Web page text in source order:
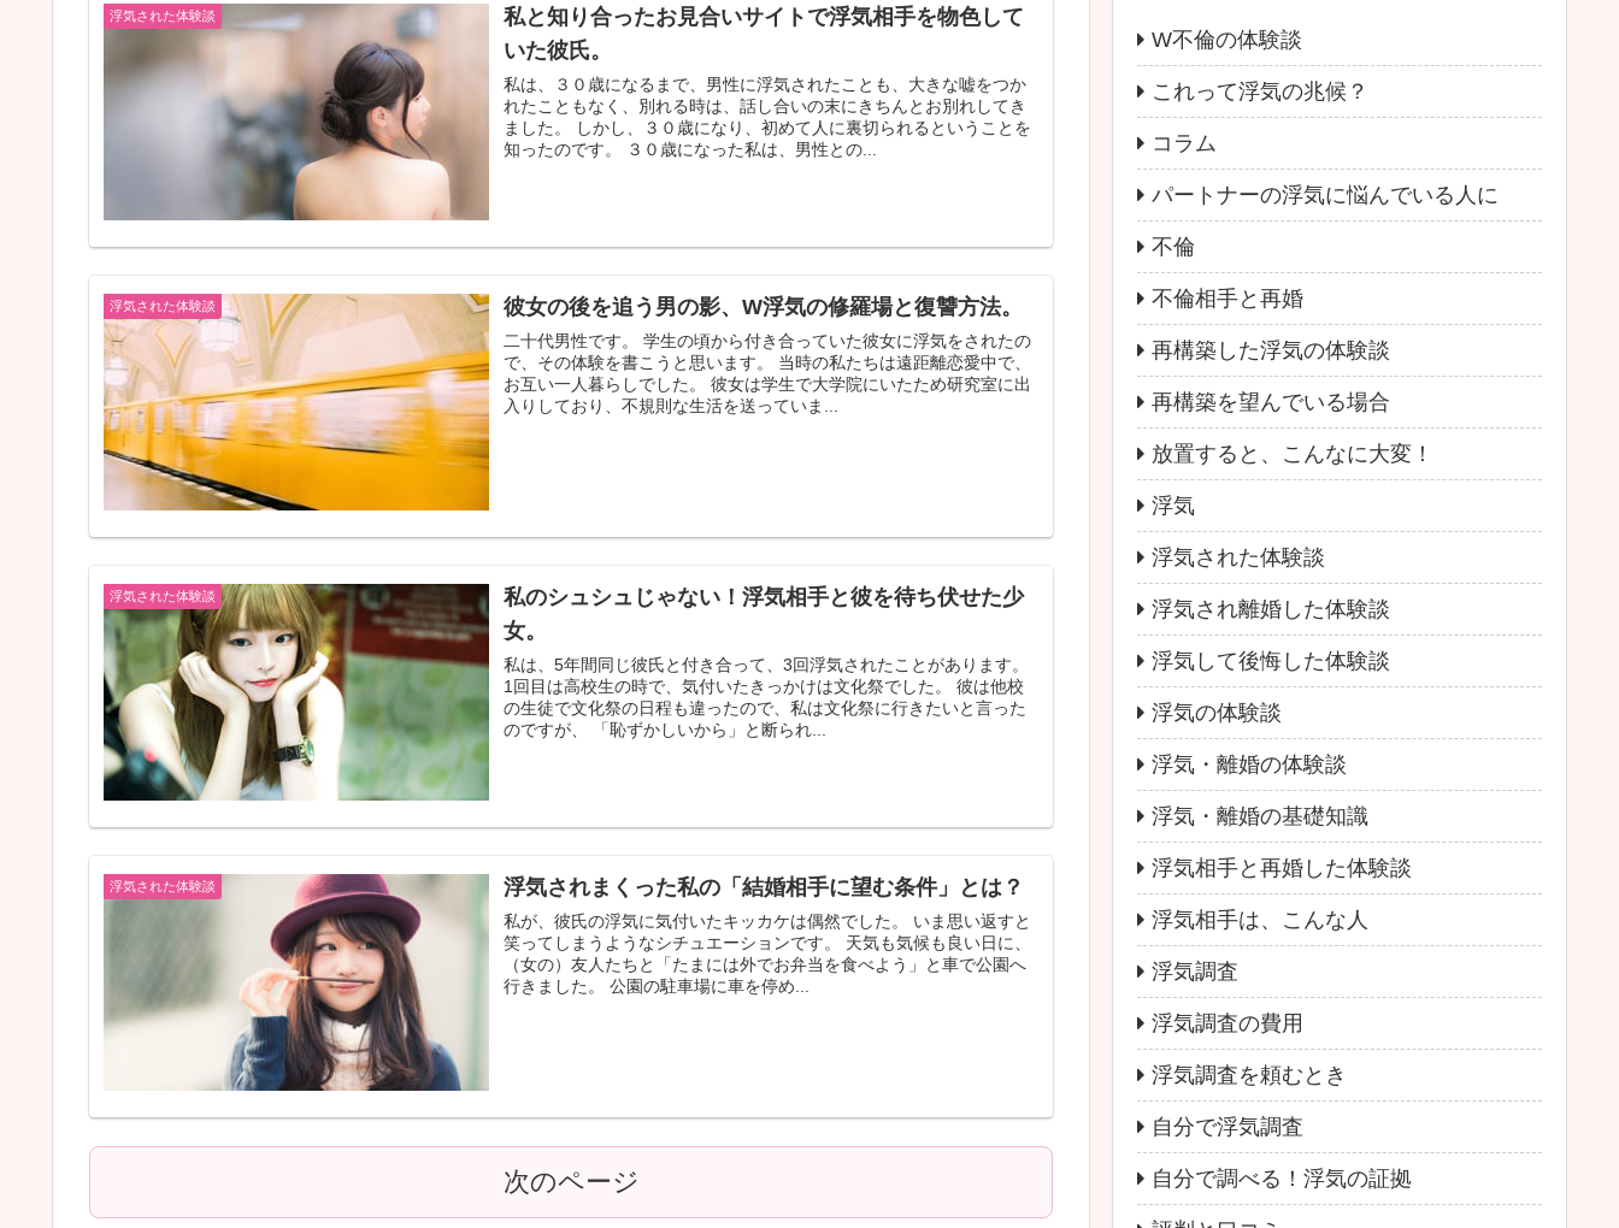
浮気された体験談
私と知り合ったお見合いサイトで浮気相手を物色して
いた彼氏。
私は、３０歳になるまで、男性に浮気されたことも、大きな嘘をつか
れたこともなく、別れる時は、話し合いの末にきちんとお別れしてき
ました。 しかし、３０歳になり、初めて人に裏切られるということを
知ったのです。 ３０歳になった私は、男性との...
浮気された体験談 彼女の後を追う男の影、W浮気の修羅場と復讐方法。
二十代男性です。 学生の頃から付き合っていた彼女に浮気をされたの
で、その体験を書こうと思います。 当時の私たちは遠距離恋愛中で、
お互い一人暮らしでした。 彼女は学生で大学院にいたため研究室に出
入りしており、不規則な生活を送っていま...
浮気された体験談
私のシュシュじゃない！浮気相手と彼を待ち伏せた少
女。
私は、5年間同じ彼氏と付き合って、3回浮気されたことがあります。
1回目は高校生の時で、気付いたきっかけは文化祭でした。 彼は他校
の生徒で文化祭の日程も違ったので、私は文化祭に行きたいと言った
のですが、 「恥ずかしいから」と断られ...
浮気された体験談 浮気されまくった私の「結婚相手に望む条件」とは？
私が、彼氏の浮気に気付いたキッカケは偶然でした。 いま思い返すと
笑ってしまうようなシチュエーションです。 天気も気候も良い日に、
（女の）友人たちと「たまには外でお弁当を食べよう」と車で公園へ
行きました。 公園の駐車場に車を停め...
次のページ
W不倫の体験談
これって浮気の兆候？
コラム
パートナーの浮気に悩んでいる人に
不倫
不倫相手と再婚
再構築した浮気の体験談
再構築を望んでいる場合
放置すると、こんなに大変！
浮気
浮気された体験談
浮気され離婚した体験談
浮気して後悔した体験談
浮気の体験談
浮気・離婚の体験談
浮気・離婚の基礎知識
浮気相手と再婚した体験談
浮気相手は、こんな人
浮気調査
浮気調査の費用
浮気調査を頼むとき
自分で浮気調査
自分で調べる！浮気の証拠